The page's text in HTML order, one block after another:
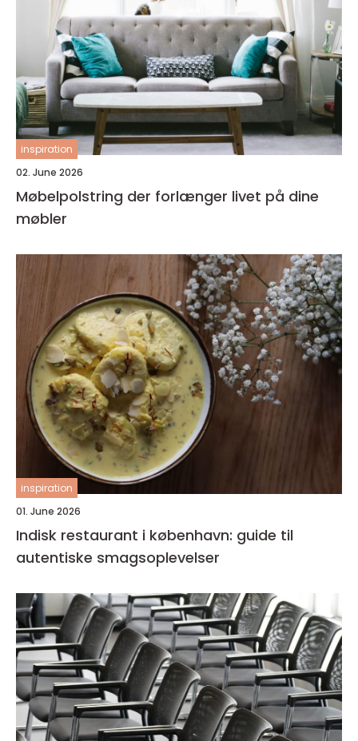
inspiration
02. June 2026
Møbelpolstring der forlænger livet på dine
møbler
inspiration
01. June 2026
Indisk restaurant i københavn: guide til
autentiske smagsoplevelser